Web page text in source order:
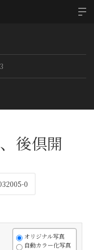
後倶開
0
オリジナル写真
自動カラー化写真